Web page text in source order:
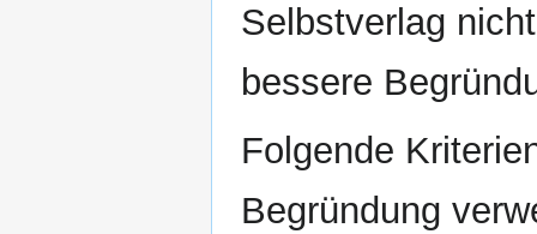
Selbstverlag
bessere
Folgende
Begründung